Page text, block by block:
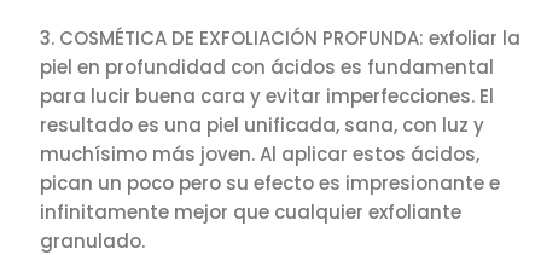
COSMÉTICA DE EXFOLIACIÓN PROFUNDA: exfoliar la
piel en profundidad con ácidos es fundamental
para lucir buena cara y evitar imperfecciones. El
resultado es una piel unificada, sana, con luz y
muchísimo más joven. Al aplicar estos ácidos,
pican un poco pero su efecto es impresionante e
infinitamente mejor que cualquier exfoliante
granulado.